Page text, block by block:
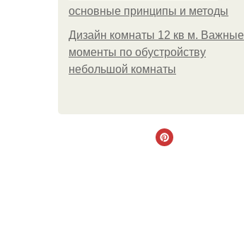
основные принципы и методы
Дизайн комнаты 12 кв м. Важные
моменты по обустройству
небольшой комнаты